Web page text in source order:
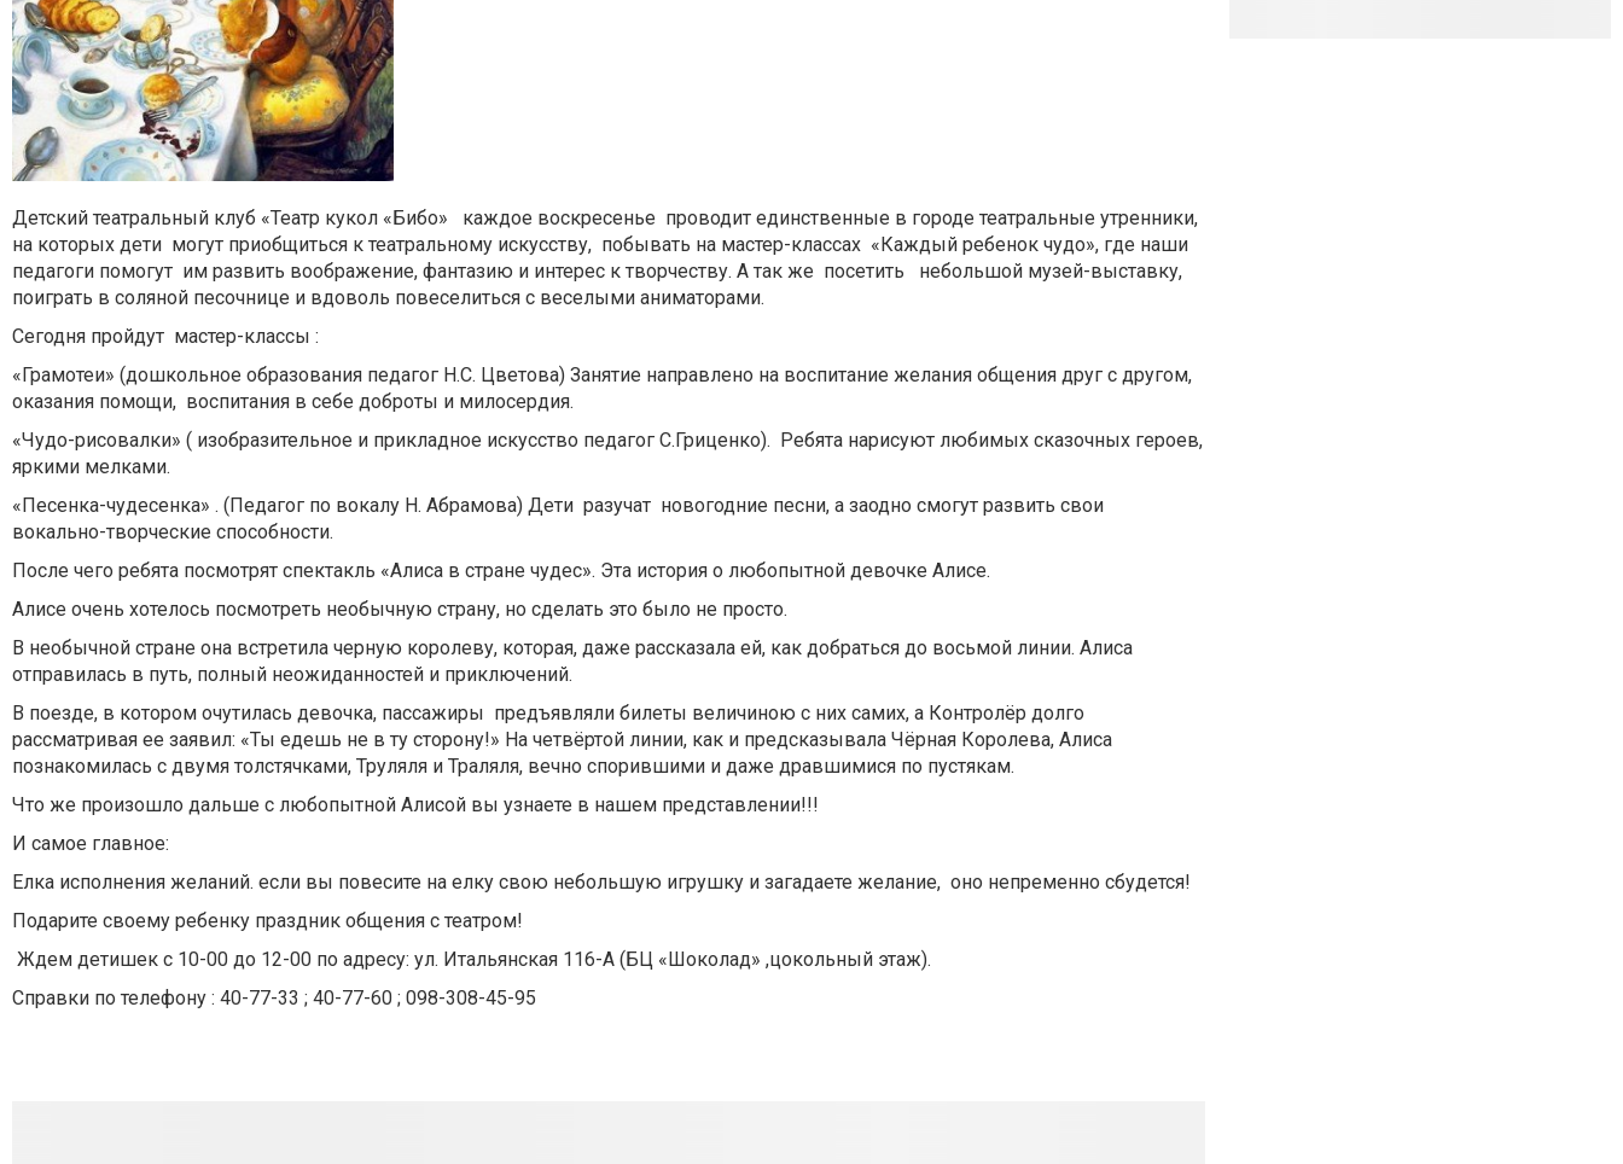
Детский театральный клуб «Театр кукол «Бибо» каждое воскресенье проводит единственные в городе театральные утренники,
на которых дети могут приобщиться к театральному искусству, побывать на мастер-классах «Каждый ребенок чудо», где наши
педагоги помогут им развить воображение, фантазию и интерес к творчеству. А так же посетить небольшой музей-выставку,
поиграть в соляной песочнице и вдоволь повеселиться с веселыми аниматорами.
Сегодня пройдут мастер-классы :
«Грамотеи» (дошкольное образования педагог Н.С. Цветова) Занятие направлено на воспитание желания общения друг с другом,
оказания помощи, воспитания в себе доброты и милосердия.
«Чудо-рисовалки» ( изобразительное и прикладное искусство педагог С.Гриценко). Ребята нарисуют любимых сказочных героев,
яркими мелками.
«Песенка-чудесенка» . (Педагог по вокалу Н. Абрамова) Дети разучат новогодние песни, а заодно смогут развить свои
вокально-творческие способности.
После чего ребята посмотрят спектакль «Алиса в стране чудес». Эта история о любопытной девочке Алисе.
Алисе очень хотелось посмотреть необычную страну, но сделать это было не просто.
В необычной стране она встретила черную королеву, которая, даже рассказала ей, как добраться до восьмой линии. Алиса
отправилась в путь, полный неожиданностей и приключений.
В поезде, в котором очутилась девочка, пассажиры предъявляли билеты величиною с них самих, а Контролёр долго
рассматривая ее заявил: «Ты едешь не в ту сторону!» На четвёртой линии, как и предсказывала Чёрная Королева, Алиса
познакомилась с двумя толстячками, Труляля и Траляля, вечно спорившими и даже дравшимися по пустякам.
Что же произошло дальше с любопытной Алисой вы узнаете в нашем представлении!!!
И самое главное:
Елка исполнения желаний. если вы повесите на елку свою небольшую игрушку и загадаете желание, оно непременно сбудется!
Подарите своему ребенку праздник общения с театром!
Ждем детишек с 10-00 до 12-00 по адресу: ул. Итальянская 116-А (БЦ «Шоколад» ,цокольный этаж).
Справки по телефону : 40-77-33 ; 40-77-60 ; 098-308-45-95